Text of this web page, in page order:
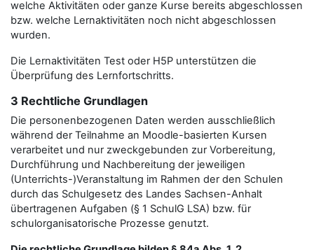
welche Aktivitäten oder ganze Kurse bereits abgeschlossen
bzw. welche Lernaktivitäten noch nicht abgeschlossen
wurden.
Die Lernaktivitäten Test oder H5P unterstützen die
Überprüfung des Lernfortschritts.
3 Rechtliche Grundlagen
Die personenbezogenen Daten werden ausschließlich
während der Teilnahme an Moodle-basierten Kursen
verarbeitet und nur zweckgebunden zur Vorbereitung,
Durchführung und Nachbereitung der jeweiligen
(Unterrichts-)Veranstaltung im Rahmen der den Schulen
durch das Schulgesetz des Landes Sachsen-Anhalt
übertragenen Aufgaben (§ 1 SchulG LSA) bzw. für
schulorganisatorische Prozesse genutzt.